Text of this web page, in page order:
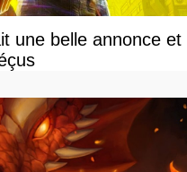
une belle annonce et